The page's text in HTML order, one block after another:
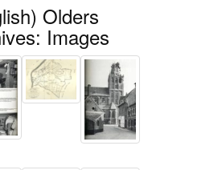
Olders
Images